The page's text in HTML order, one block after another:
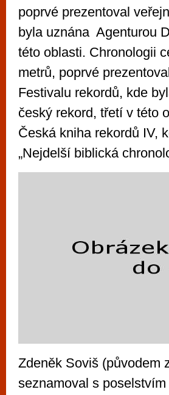
poprvé prezentoval
byla uznána Agenturou
této oblasti. Chronologii
metrů, poprvé
Festivalu rekordů, kde
český rekord, třetí v této
Česká kniha rekordů IV,
„Nejdelší biblická
Zdeněk Soviš (původem
seznamoval s